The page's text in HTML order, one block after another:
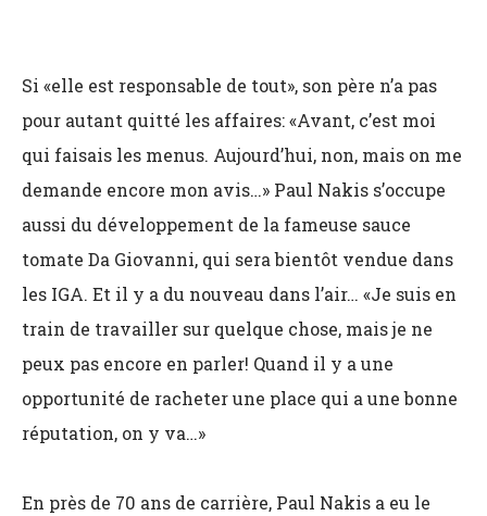
Si «elle est responsable de tout», son père n’a pas
pour autant quitté les affaires: «Avant, c’est moi
qui faisais les menus. Aujourd’hui, non, mais on me
demande encore mon avis…» Paul Nakis s’occupe
aussi du développement de la fameuse sauce
tomate Da Giovanni, qui sera bientôt vendue dans
les IGA. Et il y a du nouveau dans l’air… «Je suis en
train de travailler sur quelque chose, mais je ne
peux pas encore en parler! Quand il y a une
opportunité de racheter une place qui a une bonne
réputation, on y va…»
En près de 70 ans de carrière, Paul Nakis a eu le